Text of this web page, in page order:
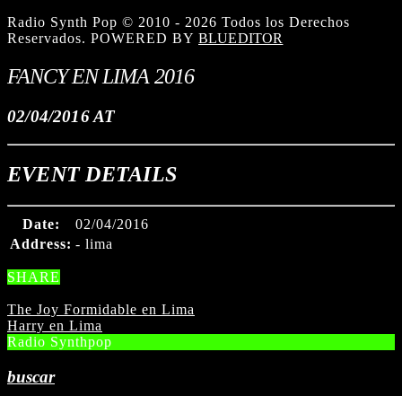
Radio Synth Pop © 2010 - 2026 Todos los Derechos
Reservados. POWERED BY BLUEDITOR
FANCY EN LIMA 2016
02/04/2016 AT
EVENT DETAILS
Date:
02/04/2016
Address: - lima
SHARE
The Joy Formidable en Lima
Harry en Lima
Radio Synthpop
buscar